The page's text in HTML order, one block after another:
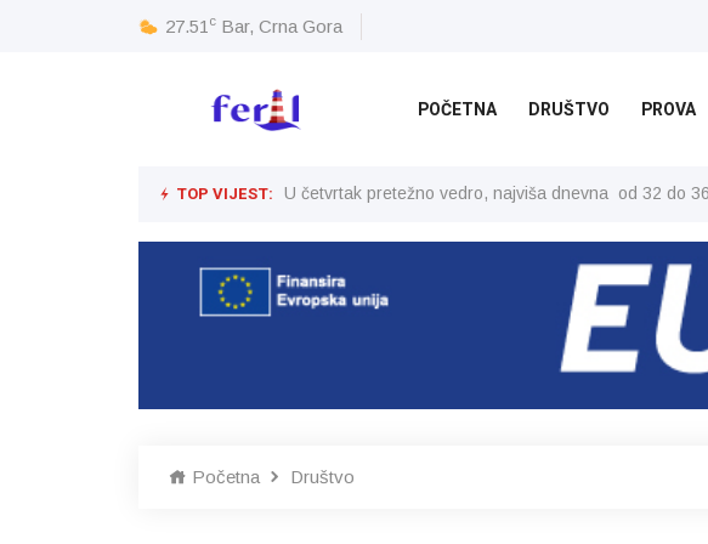
27.51 c Bar, Crna Gora
POČETNA DRUŠTVO PROVA
TOP VIJEST: U četvrtak pretežno vedro, najviša dnevna od 32 do
Početna Društvo